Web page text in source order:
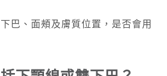
巴、面頰及膚質位置，是否會用